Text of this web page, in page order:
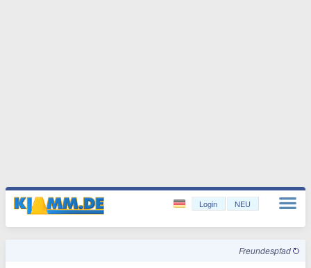
Login NEU
Freundespfad